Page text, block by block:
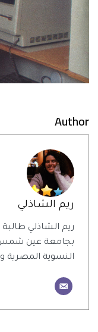
Author
ريم الشاذلي
ريم الشاذلي
بجامعة عين شمس
النسوية المصرية